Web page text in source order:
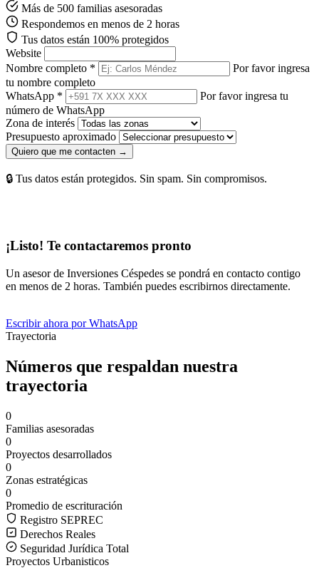
Más de 500 familias asesoradas
Respondemos en menos de 2 horas
Tus datos están 100% protegidos
Website
Nombre completo *
Por favor ingresa
tu nombre completo
WhatsApp *
Por favor ingresa tu
número de WhatsApp
Zona de interés
Presupuesto aproximado
Quiero que me contacten →
🔒 Tus datos están protegidos. Sin spam. Sin compromisos.
¡Listo! Te contactaremos pronto
Un asesor de Inversiones Céspedes se pondrá en contacto contigo
en menos de 2 horas. También puedes escribirnos directamente.
Escribir ahora por WhatsApp
Trayectoria
Números que respaldan nuestra
trayectoria
0
Familias asesoradas
0
Proyectos desarrollados
0
Zonas estratégicas
0
Promedio de escrituración
Registro SEPREC
Derechos Reales
Seguridad Jurídica Total
Proyectos Urbanisticos